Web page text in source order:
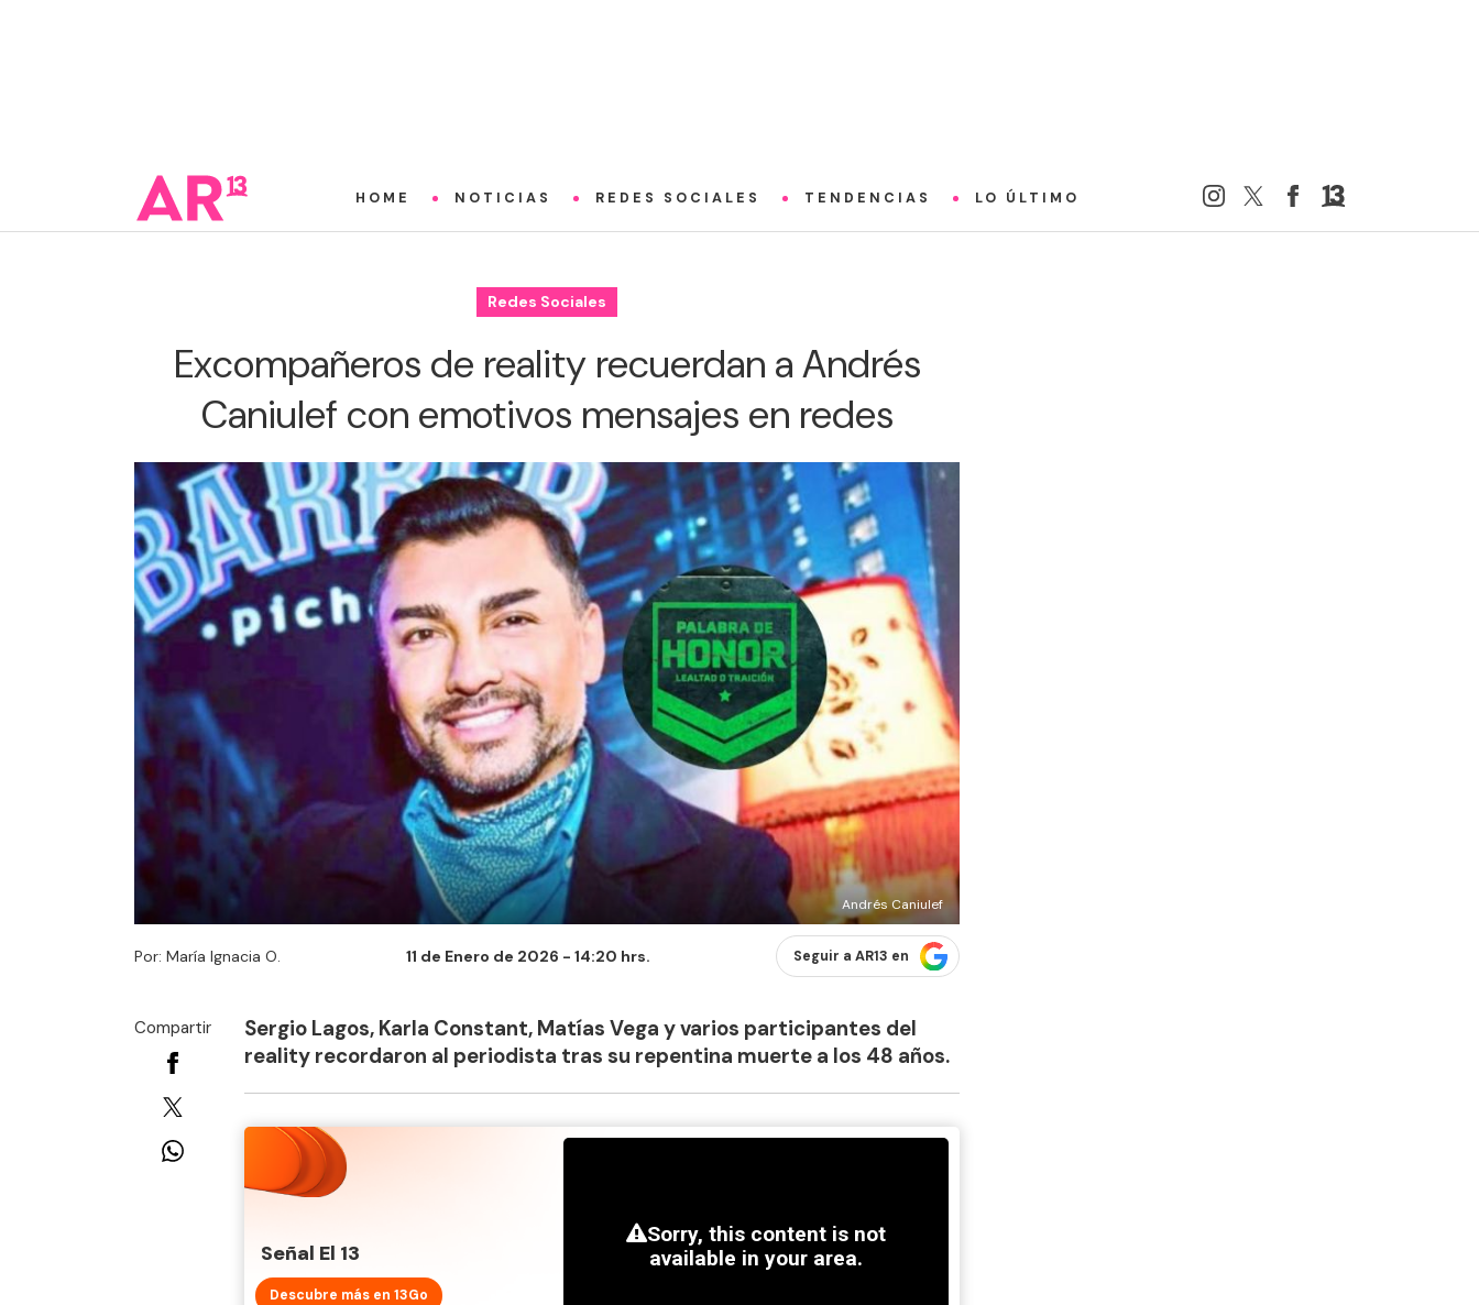
HOME NOTICIAS REDES SOCIALES TENDENCIAS LO ÚLTIMO
Redes Sociales
Excompañeros de reality recuerdan a Andrés
Caniulef con emotivos mensajes en redes
Andrés Caniulef
Por: María Ignacia O. 11 de Enero de 2026 - 14:20 hrs. Seguir a AR13 en
Compartir
Sergio Lagos, Karla Constant, Matías Vega y varios participantes del
reality recordaron al periodista tras su repentina muerte a los 48 años.
Señal El 13
Descubre más en 13Go